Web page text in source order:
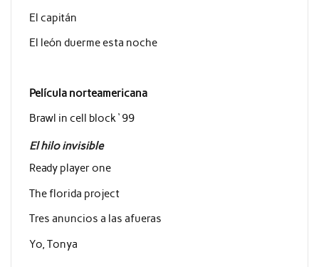
El capitán
El león duerme esta noche
Película norteamericana
Brawl in cell block ‘ 99
El hilo invisible
Ready player one
The florida project
Tres anuncios a las afueras
Yo, Tonya